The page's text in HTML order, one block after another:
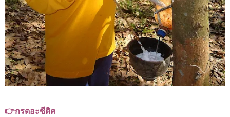
👉กรดอะซีติค